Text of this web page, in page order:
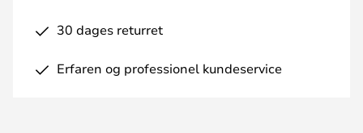
30 dages returret
Erfaren og professionel kundeservice